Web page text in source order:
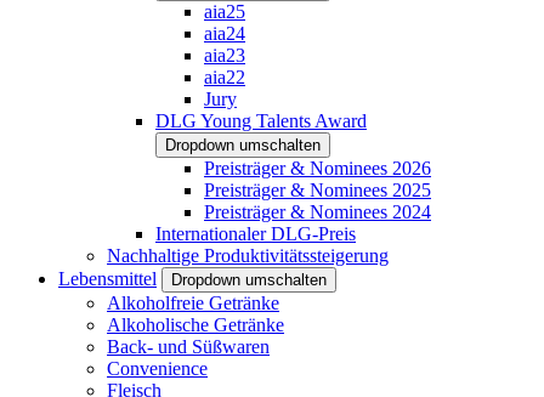
aia25
aia24
aia23
aia22
Jury
DLG Young Talents Award
Dropdown umschalten
Preisträger & Nominees 2026
Preisträger & Nominees 2025
Preisträger & Nominees 2024
Internationaler DLG-Preis
Nachhaltige Produktivitätssteigerung
Lebensmittel
Dropdown umschalten
Alkoholfreie Getränke
Alkoholische Getränke
Back- und Süßwaren
Convenience
Fleisch